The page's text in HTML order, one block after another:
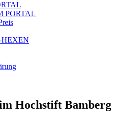
PORTAL
Hochstift Bamberg